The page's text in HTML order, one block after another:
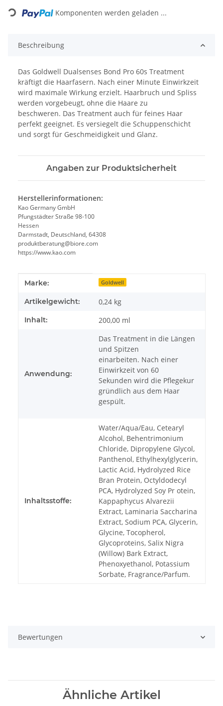
Komponenten werden geladen ...
Beschreibung
Das Goldwell Dualsenses Bond Pro 60s Treatment
kräftigt die Haarfasern. Nach einer Minute Einwirkzeit
wird maximale Wirkung erzielt. Haarbruch und Spliss
werden vorgebeugt, ohne die Haare zu
beschweren. Das Treatment auch für feines Haar
perfekt geeignet. Es versiegelt die Schuppenschicht
und sorgt für Geschmeidigkeit und Glanz.
Angaben zur Produktsicherheit
Herstellerinformationen:
Kao Germany GmbH
Pfungstädter Straße 98-100
Hessen
Darmstadt, Deutschland, 64308
produktberatung@biore.com
https://www.kao.com
Produkteigenschaft
Wert
Marke: Goldwell
Artikelgewicht: 0,24 kg
Inhalt: 200,00 ml
Anwendung:
Das Treatment in die Längen
und Spitzen
einarbeiten. Nach einer
Einwirkzeit von 60
Sekunden wird die Pflegekur
gründlich aus dem Haar
gespült.
Inhaltsstoffe:
Water/Aqua/Eau, Cetearyl
Alcohol, Behentrimonium
Chloride, Dipropylene Glycol,
Panthenol, Ethylhexylglycerin,
Lactic Acid, Hydrolyzed Rice
Bran Protein, Octyldodecyl
PCA, Hydrolyzed Soy Pr otein,
Kappaphycus Alvarezii
Extract, Laminaria Saccharina
Extract, Sodium PCA, Glycerin,
Glycine, Tocopherol,
Glycoproteins, Salix Nigra
(Willow) Bark Extract,
Phenoxyethanol, Potassium
Sorbate, Fragrance/Parfum.
Bewertungen
Ähnliche Artikel